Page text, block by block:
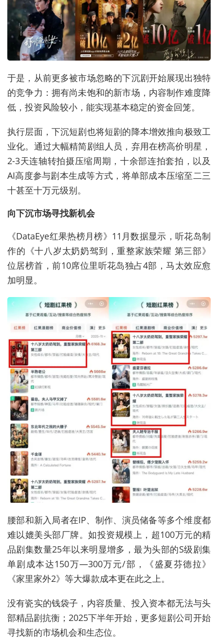
于是，从前更多被市场忽略的下沉剧开始展现出独特
的竞争力：拥有尚未饱和的新市场，内容制作难度降
低，投资风险较小，能实现基本稳定的资金回笼。
执行层面，下沉短剧也将短剧的降本增效推向极致工
业化。通过大幅精简剧组人员，弃用在榜高价明星，
2-3天连轴转拍摄压缩周期，十余部连拍套拍，以及
AI高度参与剧本生成等方式，将单部成本压缩至二三
十甚至十万元级别。
向下沉市场寻找新机会
《DataEye红果热榜月榜》11月数据显示，听花岛制
作的《十八岁太奶奶驾到，重整家族荣耀 第三部》
位居榜首，前10席位里听花岛独占4部，马太效应愈
加明显。
腰部和新入局者在IP、制作、演员储备等多个维度都
难以媲美头部厂牌。如投资规模上，超100万元的精
品剧集数量25年以来明显增多，最为头部的S级剧集
单剧成本达150万—300万元/部，《盛夏芬德拉》
《家里家外2》等大爆款成本更在此之上。
没有瓷实的钱袋子，内容质量、投入资本都无法与头
部精品剧抗衡；2025下半年开始，更多短剧公司开始
寻找新的市场机会和生态位。